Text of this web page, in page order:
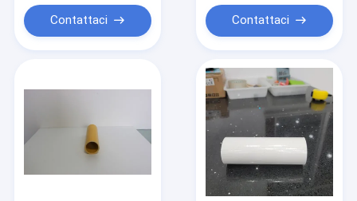
Errare tessuto vetroresina
tessuto di maglia del poliestere
Profili di FRP Pultruded
Contattaci Contattaci